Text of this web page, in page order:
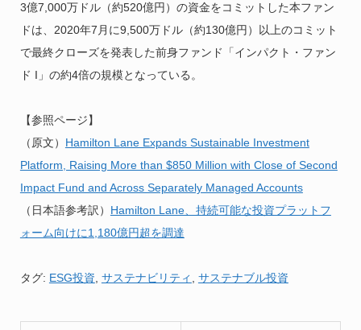
3億7,000万ドル（約520億円）の資金をコミットした本ファン
ドは、2020年7月に9,500万ドル（約130億円）以上のコミット
で最終クローズを発表した前身ファンド「インパクト・ファン
ド I」の約4倍の規模となっている。
【参照ページ】
（原文） Hamilton Lane Expands Sustainable Investment
Platform, Raising More than $850 Million with Close of Second
Impact Fund and Across Separately Managed Accounts
（日本語参考訳） Hamilton Lane、持続可能な投資プラットフ
ォーム向けに1,180億円超を調達
タグ: ESG投資 サステナビリティ サステナブル投資